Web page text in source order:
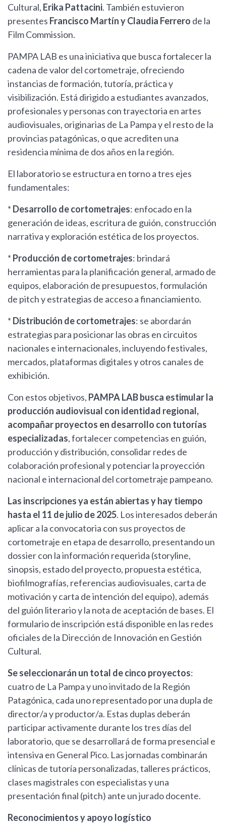
Cultural, Erika Pattacini. También estuvieron
presentes Francisco Martín y Claudia Ferrero de la
Film Commission.
PAMPA LAB es una iniciativa que busca fortalecer la
cadena de valor del cortometraje, ofreciendo
instancias de formación, tutoría, práctica y
visibilización. Está dirigido a estudiantes avanzados,
profesionales y personas con trayectoria en artes
audiovisuales, originarias de La Pampa y el resto de la
provincias patagónicas, o que acrediten una
residencia mínima de dos años en la región.
El laboratorio se estructura en torno a tres ejes
fundamentales:
* Desarrollo de cortometrajes: enfocado en la
generación de ideas, escritura de guión, construcción
narrativa y exploración estética de los proyectos.
* Producción de cortometrajes: brindará
herramientas para la planificación general, armado de
equipos, elaboración de presupuestos, formulación
de pitch y estrategias de acceso a financiamiento.
* Distribución de cortometrajes: se abordarán
estrategias para posicionar las obras en circuitos
nacionales e internacionales, incluyendo festivales,
mercados, plataformas digitales y otros canales de
exhibición.
Con estos objetivos, PAMPA LAB busca estimular la
producción audiovisual con identidad regional,
acompañar proyectos en desarrollo con tutorías
especializadas, fortalecer competencias en guión,
producción y distribución, consolidar redes de
colaboración profesional y potenciar la proyección
nacional e internacional del cortometraje pampeano.
Las inscripciones ya están abiertas y hay tiempo
hasta el 11 de julio de 2025. Los interesados deberán
aplicar a la convocatoria con sus proyectos de
cortometraje en etapa de desarrollo, presentando un
dossier con la información requerida (storyline,
sinopsis, estado del proyecto, propuesta estética,
biofilmografías, referencias audiovisuales, carta de
motivación y carta de intención del equipo), además
del guión literario y la nota de aceptación de bases. El
formulario de inscripción está disponible en las redes
oficiales de la Dirección de Innovación en Gestión
Cultural.
Se seleccionarán un total de cinco proyectos:
cuatro de La Pampa y uno invitado de la Región
Patagónica, cada uno representado por una dupla de
director/a y productor/a. Estas duplas deberán
participar activamente durante los tres días del
laboratorio, que se desarrollará de forma presencial e
intensiva en General Pico. Las jornadas combinarán
clínicas de tutoría personalizadas, talleres prácticos,
clases magistrales con especialistas y una
presentación final (pitch) ante un jurado docente.
Reconocimientos y apoyo logístico